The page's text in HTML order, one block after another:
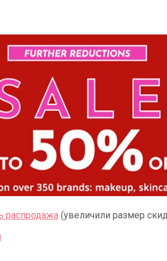
распродажа (увеличили размер